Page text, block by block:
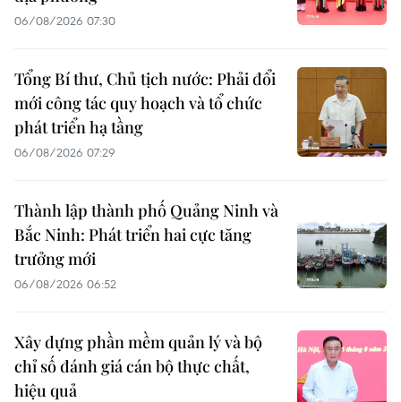
06/08/2026 07:30
Tổng Bí thư, Chủ tịch nước: Phải đổi
mới công tác quy hoạch và tổ chức
phát triển hạ tầng
06/08/2026 07:29
Thành lập thành phố Quảng Ninh và
Bắc Ninh: Phát triển hai cực tăng
trưởng mới
06/08/2026 06:52
Xây dựng phần mềm quản lý và bộ
chỉ số đánh giá cán bộ thực chất,
hiệu quả